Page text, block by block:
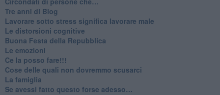
​Tre anni di Blog
​Lavorare sotto stress significa lavorare male
​Le distorsioni cognitive
​Buona Festa della Repubblica
Le emozioni
​Ce la posso fare!!!
​Cose delle quali non dovremmo scusarci
​La famiglia
​Se avessi fatto questo forse adesso…